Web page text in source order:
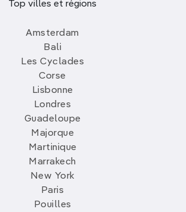
Top villes et régions
Amsterdam
Bali
Les Cyclades
Corse
Lisbonne
Londres
Guadeloupe
Majorque
Martinique
Marrakech
New York
Paris
Pouilles